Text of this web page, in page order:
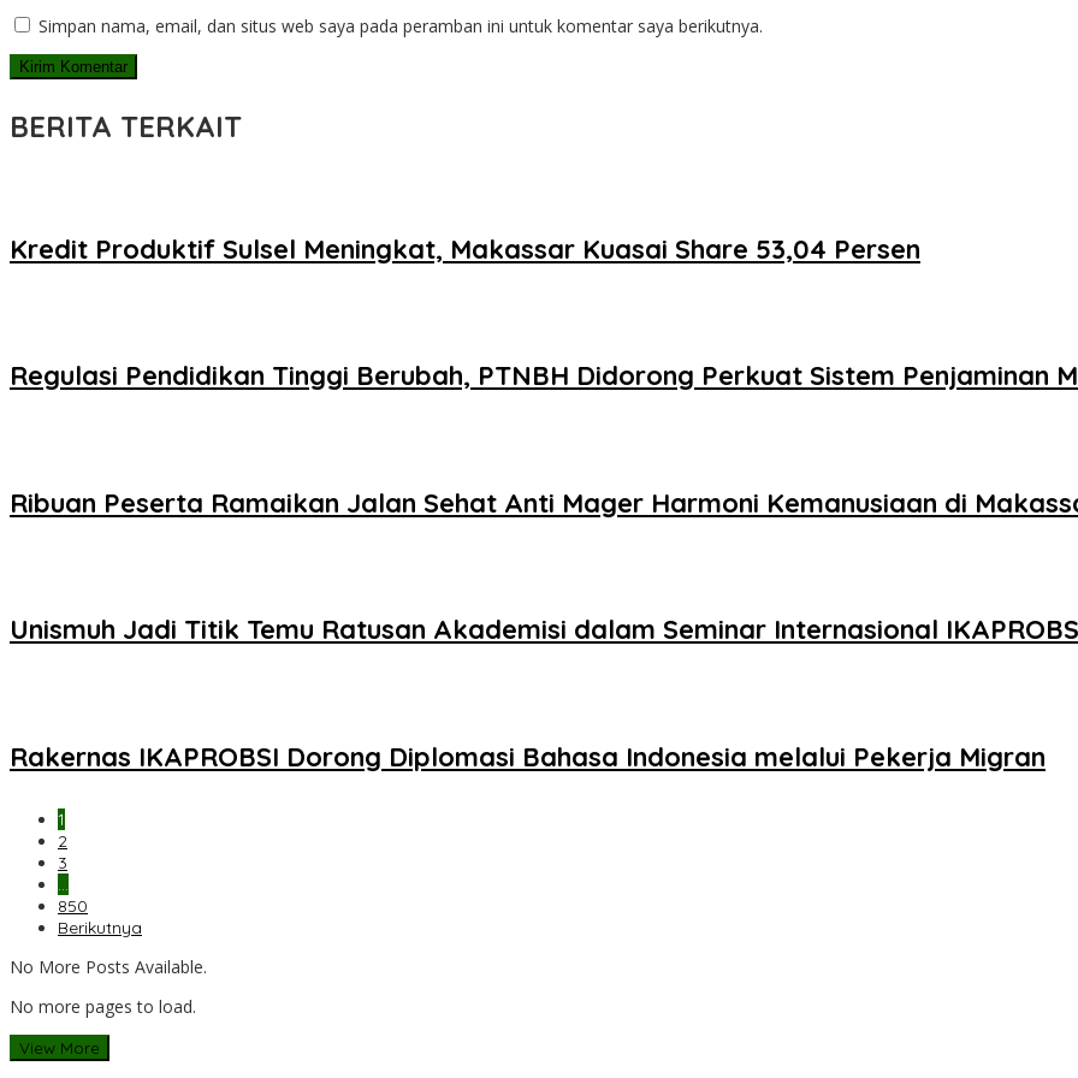
Simpan nama, email, dan situs web saya pada peramban ini untuk komentar saya berikutnya.
BERITA TERKAIT
Kredit Produktif Sulsel Meningkat, Makassar Kuasai Share 53,04 Persen
Regulasi Pendidikan Tinggi Berubah, PTNBH Didorong Perkuat Sistem Penjaminan
Ribuan Peserta Ramaikan Jalan Sehat Anti Mager Harmoni Kemanusiaan di
Unismuh Jadi Titik Temu Ratusan Akademisi dalam Seminar Internasional
Rakernas IKAPROBSI Dorong Diplomasi Bahasa Indonesia melalui Pekerja Migran
1
2
3
…
850
Berikutnya
No More Posts Available.
No more pages to load.
View More